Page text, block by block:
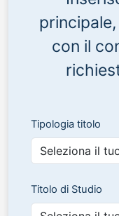
con il
Tipologia titolo
Titolo di Studio